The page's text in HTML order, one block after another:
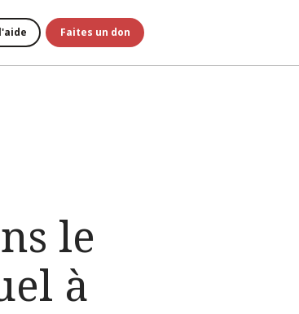
Faites un don
le
à